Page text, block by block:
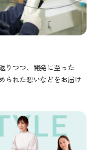
りつつ、開発に至った
られた想いなどをお届け